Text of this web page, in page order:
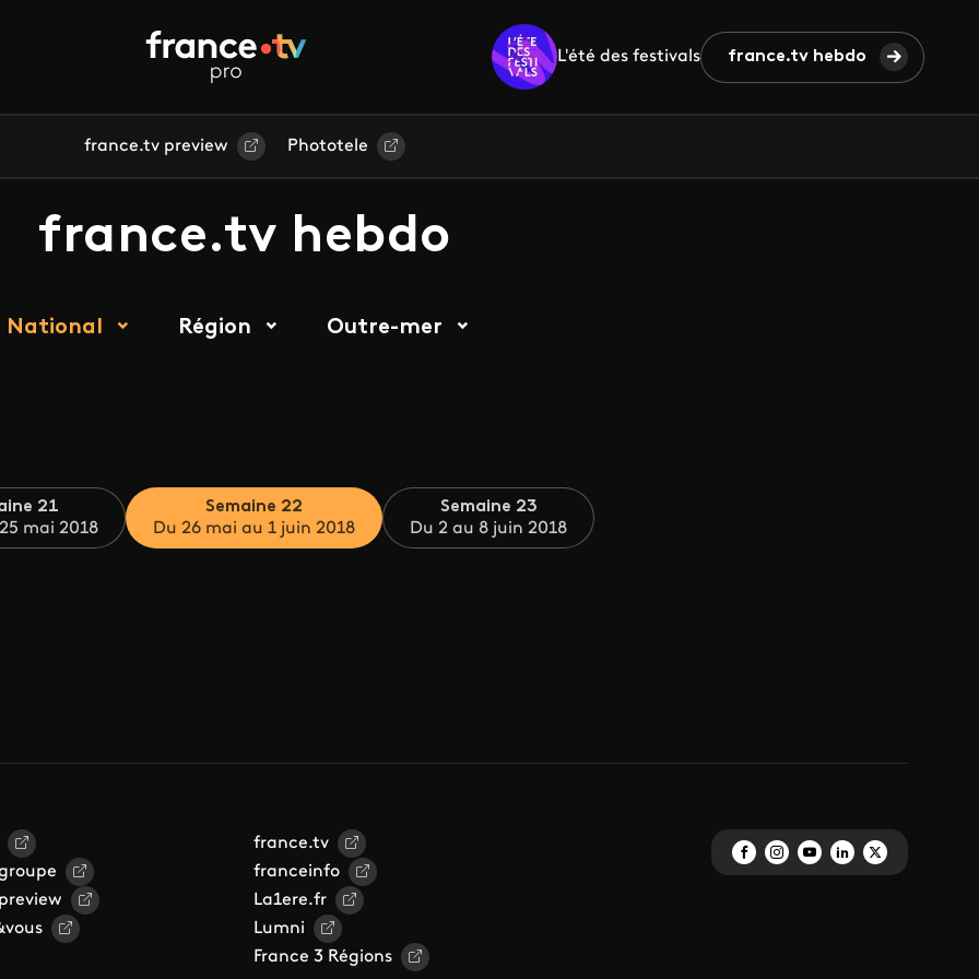
L'été des festivals france.tv hebdo
france.tv preview Phototele
france.tv hebdo
National Région Outre-mer
21
mai 2018
Semaine 22
Du 26 mai au 1 juin 2018
Semaine 23
Du 2 au 8 juin 2018
france.tv
franceinfo
La1ere.fr
Lumni
France 3 Régions